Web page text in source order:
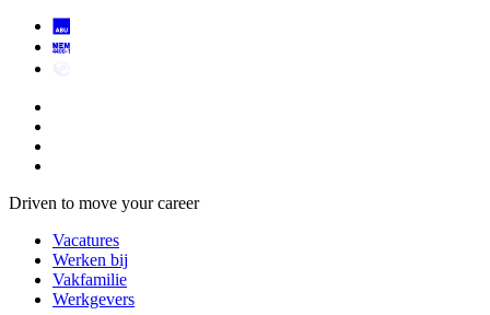
Driven to move your career
Vacatures
Werken bij
Vakfamilie
Werkgevers